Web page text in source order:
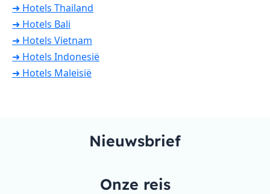
➜ Hotels Thailand
➜ Hotels Bali
➜ Hotels Vietnam
➜ Hotels Indonesië
➜ Hotels Maleisië
Nieuwsbrief
Onze reis